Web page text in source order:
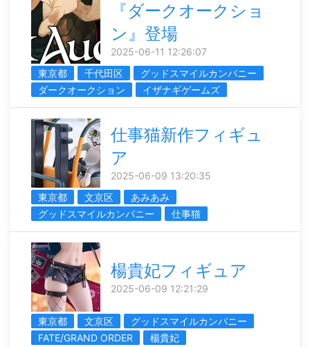
『ダークオークショ
ン』登場
2025-06-11 12:26:07
東京都
千代田区
グッドスマイルカンパニー
ダークオークション
イザナギゲームズ
仕事猫新作フィギュ
ア
2025-06-09 13:20:35
東京都
文京区
あみあみ
グッドスマイルカンパニー
仕事猫
楊貴妃フィギュア
2025-06-09 12:21:29
東京都 文京区
グッドスマイルカンパニー
FATE/GRAND ORDER
楊貴妃